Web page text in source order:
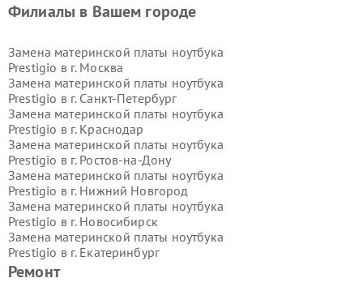
Ремонт
Филиалы в Вашем городе
Замена материнской платы ноутбука
Prestigio в г. Москва
Замена материнской платы ноутбука
Prestigio в г. Санкт-Петербург
Замена материнской платы ноутбука
Prestigio в г. Краснодар
Замена материнской платы ноутбука
Prestigio в г. Ростов-на-Дону
Замена материнской платы ноутбука
Prestigio в г. Нижний Новгород
Замена материнской платы ноутбука
Prestigio в г. Новосибирск
Замена материнской платы ноутбука
Prestigio в г. Екатеринбург
Замена материнской платы ноутбука